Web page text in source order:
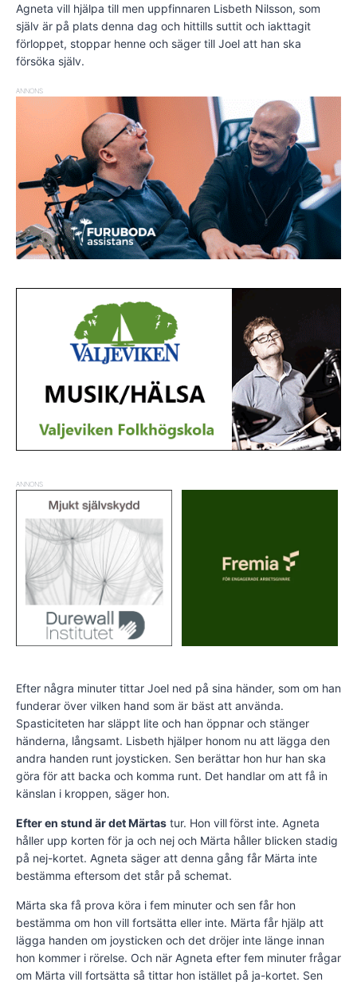
Agneta vill hjälpa till men uppfinnaren Lisbeth Nilsson, som
själv är på plats denna dag och hittills suttit och iakttagit
förloppet, stoppar henne och säger till Joel att han ska
försöka själv.
ANNONS
ANNONS
Efter några minuter tittar Joel ned på sina händer, som om han
funderar över vilken hand som är bäst att använda.
Spasticiteten har släppt lite och han öppnar och stänger
händerna, långsamt. Lisbeth hjälper honom nu att lägga den
andra handen runt joysticken. Sen berättar hon hur han ska
göra för att backa och komma runt. Det handlar om att få in
känslan i kroppen, säger hon.
Efter en stund är det Märtas tur. Hon villförst inte. Agneta
håller upp korten för ja och nej och Märta håller blicken stadig
på nej-kortet. Agneta säger att denna gång får Märta inte
bestämma eftersom det står på schemat.
Märta ska få prova köra i fem minuter och sen får hon
bestämma om hon vill fortsätta eller inte. Märta får hjälp att
lägga handen om joysticken och det dröjer inte länge innan
hon kommer i rörelse. Och när Agneta efter fem minuter frågar
om Märta vill fortsätta så tittar hon istället på ja-kortet. Sen